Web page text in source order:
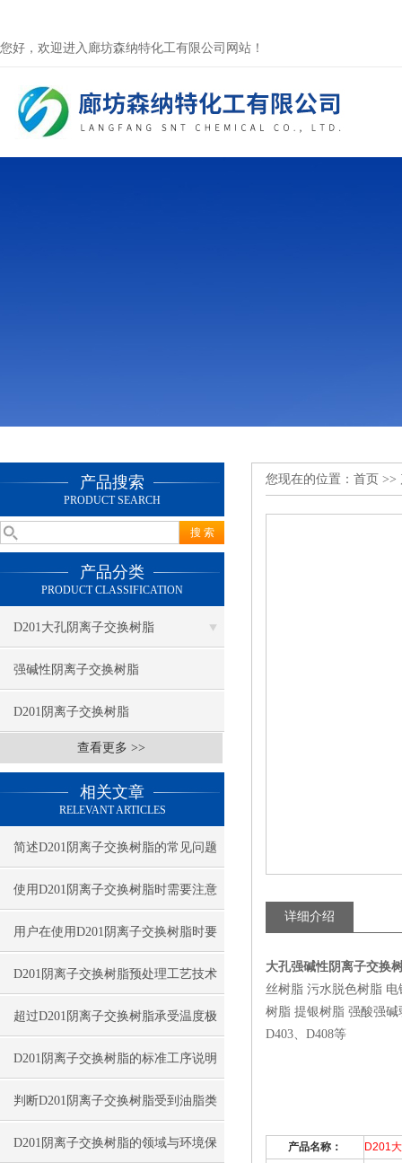
您好，欢迎进入廊坊森纳特化工有限公司网站！
产品搜索
PRODUCT SEARCH
产品分类
PRODUCT CLASSIFICATION
D201大孔阴离子交换树脂
强碱性阴离子交换树脂
D201阴离子交换树脂
查看更多 >>
相关文章
RELEVANT ARTICLES
简述D201阴离子交换树脂的常见问题
相应解决方法
使用D201阴离子交换树脂时需要注意
的事项分享
用户在使用D201阴离子交换树脂时要
对其特性适当了解
D201阴离子交换树脂预处理工艺技术
指南
超过D201阴离子交换树脂承受温度极
限值导致结构破坏
D201阴离子交换树脂的标准工序说明
判断D201阴离子交换树脂受到油脂类
污染程度方法概述
D201阴离子交换树脂的领域与环境保
您现在的位置： 首页 >>
详细介绍
大孔强碱性阴离子交换
丝树脂 污水脱色树脂
树脂 提银树脂 强酸强碱
D403、D408等
产品名称： D201